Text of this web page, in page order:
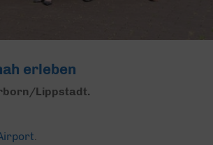
erleben
Lippstadt.